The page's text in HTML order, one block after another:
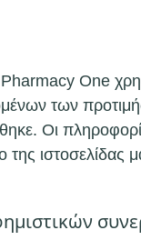
One
των
Οι
της